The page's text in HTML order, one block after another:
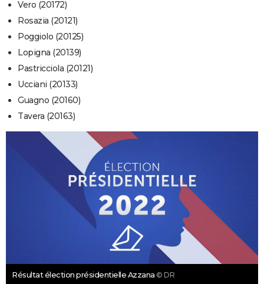
Vero (20172)
Rosazia (20121)
Poggiolo (20125)
Lopigna (20139)
Pastricciola (20121)
Ucciani (20133)
Guagno (20160)
Tavera (20163)
Résultat élection présidentielle Azzana © DR